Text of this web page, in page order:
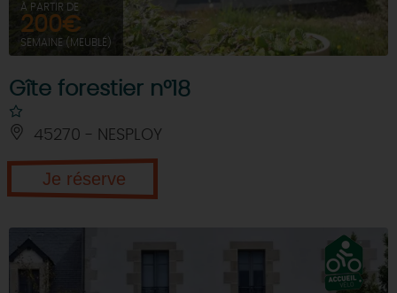
À PARTIR DE
200€
SEMAINE (MEUBLÉ)
Gîte forestier n°18
45270 - NESPLOY
Je réserve